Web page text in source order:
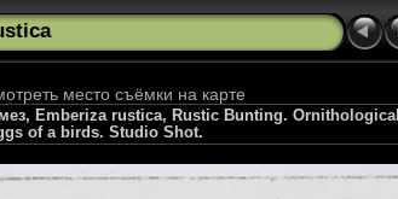
место съёмки на карте
Emberiza rustica, Rustic Bunting. Ornithological
of a birds. Studio Shot.